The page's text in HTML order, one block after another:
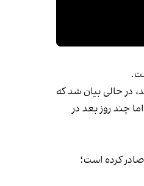
در حالی بیان شد که
چند روز بعد در
کرده است؛